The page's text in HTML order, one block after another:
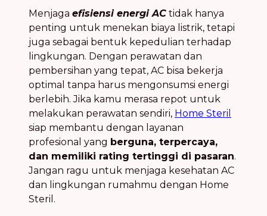
Menjaga efisiensi energi AC tidak hanya
penting untuk menekan biaya listrik, tetapi
juga sebagai bentuk kepedulian terhadap
lingkungan. Dengan perawatan dan
pembersihan yang tepat, AC bisa bekerja
optimal tanpa harus mengonsumsi energi
berlebih. Jika kamu merasa repot untuk
melakukan perawatan sendiri, Home Steril
siap membantu dengan layanan
profesional yang berguna, terpercaya,
dan memiliki rating tertinggi di pasaran.
Jangan ragu untuk menjaga kesehatan AC
dan lingkungan rumahmu dengan Home
Steril.